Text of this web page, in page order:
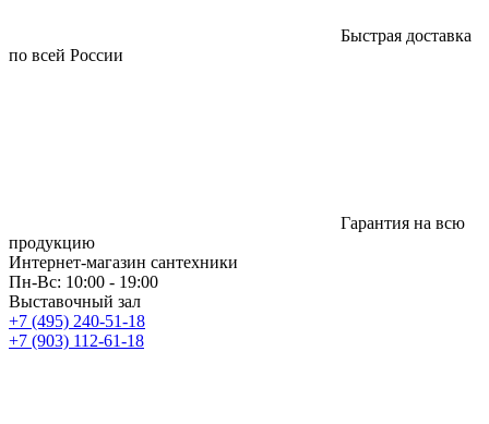
Быстрая доставка
по всей России
Гарантия на всю
продукцию
Интернет-магазин сантехники
Пн-Вс: 10:00 - 19:00
Выставочный зал
+7 (495) 240-51-18
+7 (903) 112-61-18